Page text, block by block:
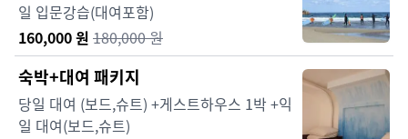
일 입문강습(대여포함)
160,000원 180,000원
숙박+대여 패키지
당일 대여 (보드,슈트) +게스트하우스 1박 +익
일 대여(보드,슈트)